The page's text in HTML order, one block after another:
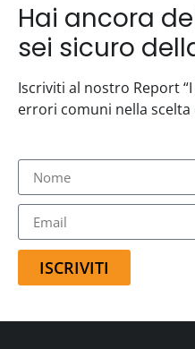
Hai ancora
sei sicuro
Iscriviti al nostro Report
errori comuni nella scelta
ISCRIVITI